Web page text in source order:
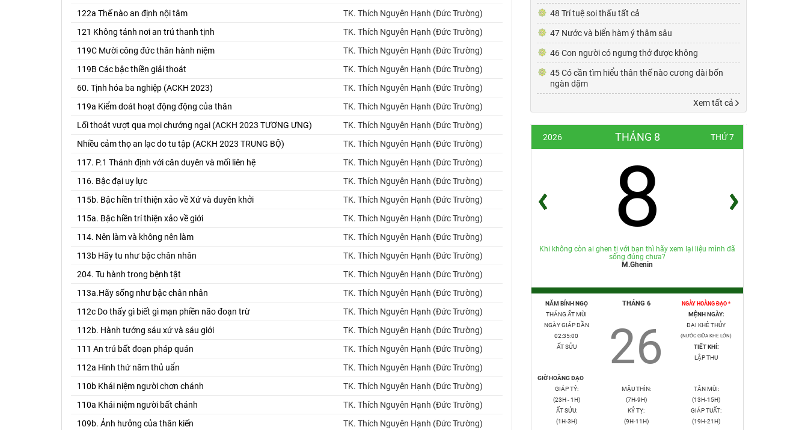
122a Thế nào an định nội tâm
TK. Thích Nguyên Hạnh (Đức Trường)
121 Không tánh nơi an trú thanh tịnh
TK. Thích Nguyên Hạnh (Đức Trường)
119C Mười công đức thân hành niệm
TK. Thích Nguyên Hạnh (Đức Trường)
119B Các bậc thiền giải thoát
TK. Thích Nguyên Hạnh (Đức Trường)
60. Tịnh hóa ba nghiệp (ACKH 2023)
TK. Thích Nguyên Hạnh (Đức Trường)
119a Kiểm doát hoạt động động của thân
TK. Thích Nguyên Hạnh (Đức Trường)
Lối thoát vượt qua mọi chướng ngại (ACKH 2023 TƯƠNG ƯNG)
TK. Thích Nguyên Hạnh (Đức Trường)
Nhiều cảm thọ an lạc do tu tập (ACKH 2023 TRUNG BỘ)
TK. Thích Nguyên Hạnh (Đức Trường)
117. P.1 Thánh định với căn duyên và mối liên hệ
TK. Thích Nguyên Hạnh (Đức Trường)
116. Bậc đại uy lực
TK. Thích Nguyên Hạnh (Đức Trường)
115b. Bậc hiền trí thiện xảo về Xứ và duyên khởi
TK. Thích Nguyên Hạnh (Đức Trường)
115a. Bậc hiền trí thiện xảo về giới
TK. Thích Nguyên Hạnh (Đức Trường)
114. Nên làm và không nên làm
TK. Thích Nguyên Hạnh (Đức Trường)
113b Hãy tu như bậc chân nhân
TK. Thích Nguyên Hạnh (Đức Trường)
204. Tu hành trong bệnh tật
TK. Thích Nguyên Hạnh (Đức Trường)
113a.Hãy sống như bậc chân nhân
TK. Thích Nguyên Hạnh (Đức Trường)
112c Do thấy gì biết gì mạn phiền não đoạn trừ
TK. Thích Nguyên Hạnh (Đức Trường)
112b. Hành tướng sáu xứ và sáu giới
TK. Thích Nguyên Hạnh (Đức Trường)
111 An trú bất đoạn pháp quán
TK. Thích Nguyên Hạnh (Đức Trường)
112a Hình thứ năm thủ uẩn
TK. Thích Nguyên Hạnh (Đức Trường)
110b Khái niệm người chơn chánh
TK. Thích Nguyên Hạnh (Đức Trường)
110a Khái niệm người bất chánh
TK. Thích Nguyên Hạnh (Đức Trường)
109b. Ảnh hưởng của thân kiến
TK. Thích Nguyên Hạnh (Đức Trường)
48 Trí tuệ soi thấu tất cả
47 Nước và biển hàm ý thâm sâu
46 Con người có ngưng thở được không
45 Có cần tìm hiểu thân thế nào cương dài bốn
ngàn dặm
Xem tất cả
2026 THÁNG 8 THỨ 7
8
Khi không còn ai ghen tị với bạn thì hãy xem lại liệu mình đã
sống đúng chưa?
M.Ghenin
NĂM BÍNH NGỌ
THÁNG ẤT MÙI
NGÀY GIÁP DẦN
02:35:01
ẤT SỬU
THÁNG 6
26
NGÀY HOÀNG ĐẠO *
MỆNH NGÀY:
ĐẠI KHÊ THỦY
(NƯỚC GIỮA KHE LỚN)
TIẾT KHÍ:
LẬP THU
GIỜ HOÀNG ĐẠO
GIÁP TÝ:
(23H - 1H)
ẤT SỬU:
(1H-3H)
MẬU THÌN:
(7H-9H)
KỶ TỴ:
(9H-11H)
TÂN MÙI:
(13H-15H)
GIÁP TUẤT:
(19H-21H)